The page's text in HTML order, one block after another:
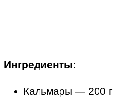
Ингредиенты:
Кальмары — 200 г